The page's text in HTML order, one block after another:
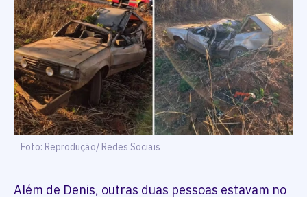
Foto: Reprodução/ Redes Sociais
Além de Denis, outras duas pessoas estavam no